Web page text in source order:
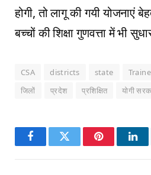
होगी, तो लागू की गयी योजनाएं
बच्चों की शिक्षा गुणवत्ता में भी
CSA districts state
जिलों
प्रदेश प्रशिक्षित योगी
FacebookTwitter Pinterest